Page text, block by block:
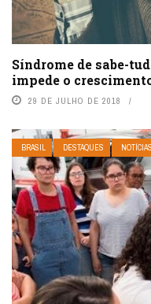
Síndrome de sabe-
impede o
29 DE JULHO DE 2018
BRASIL DESTAQUES NOTÍCIAS